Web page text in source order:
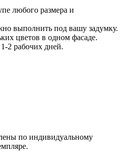
любого размера и
выполнить под вашу задумку.
цветов в одном фасаде.
2 рабочих дней.
по индивидуальному